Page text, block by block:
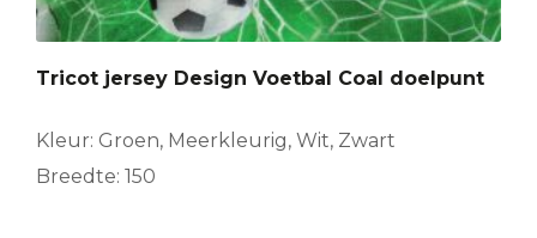
Tricot jersey Design Voetbal Coal doelpunt
Kleur: Groen, Meerkleurig, Wit, Zwart
Breedte: 150